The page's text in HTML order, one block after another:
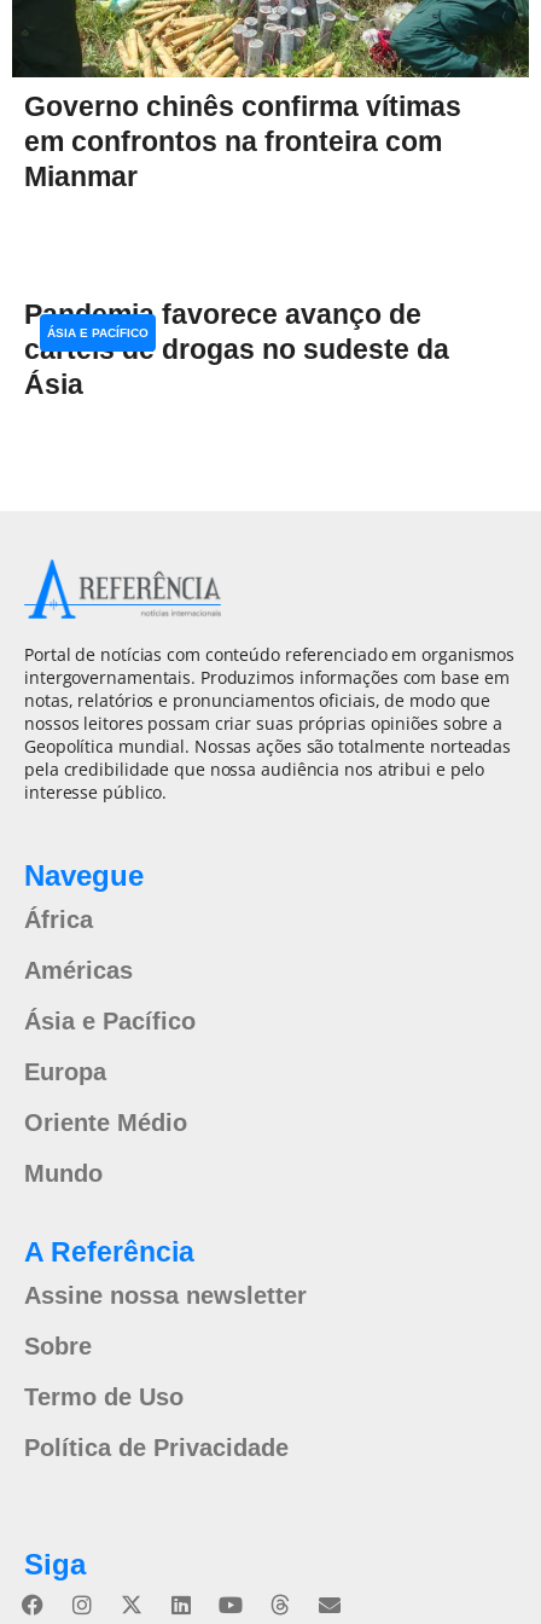
Governo chinês confirma vítimas
em confrontos na fronteira com
Mianmar
Pandemia favorece avanço de
cartéis de drogas no sudeste da
Ásia
ÁSIA E PACÍFICO
Portal de notícias com conteúdo referenciado em organismos
intergovernamentais. Produzimos informações com base em
notas, relatórios e pronunciamentos oficiais, de modo que
nossos leitores possam criar suas próprias opiniões sobre a
Geopolítica mundial. Nossas ações são totalmente norteadas
pela credibilidade que nossa audiência nos atribui e pelo
interesse público.
Navegue
África
Américas
Ásia e Pacífico
Europa
Oriente Médio
Mundo
A Referência
Assine nossa newsletter
Sobre
Termo de Uso
Política de Privacidade
Siga